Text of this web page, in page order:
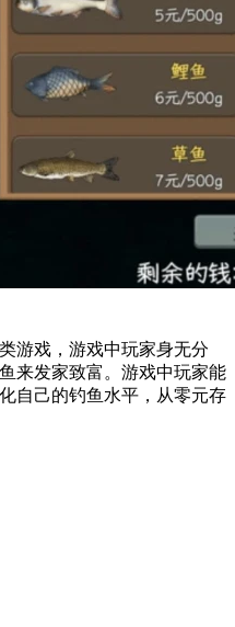
游戏，游戏中玩家身无分
来发家致富。游戏中玩家能
自己的钓鱼水平，从零元存